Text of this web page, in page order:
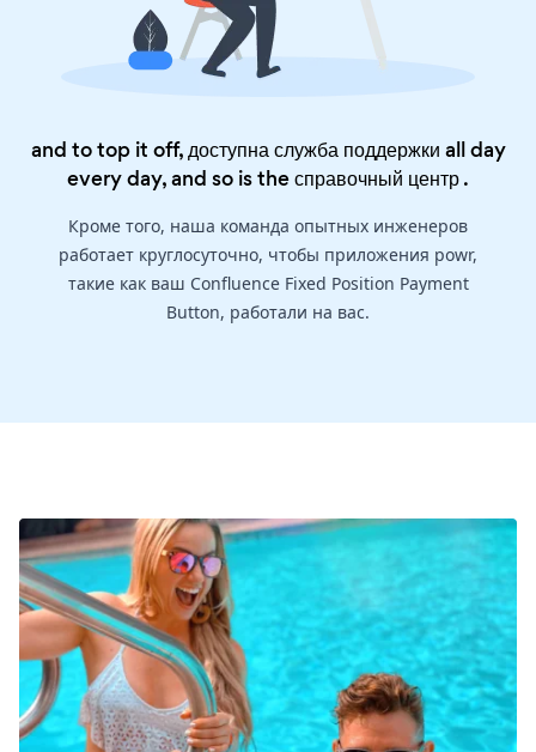
and to top it off, доступна служба поддержки all day
every day, and so is theсправочный центр.
Кроме того, наша команда опытных инженеров
работает круглосуточно, чтобы приложения powr,
такие как ваш Confluence Fixed Position Payment
Button, работали на вас.